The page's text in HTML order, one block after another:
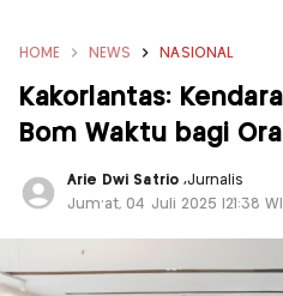
HOME NEWS NASIONAL
Kakorlantas:
Bom Waktu bagi
Arie Dwi Satrio ,Jurnalis
Jum'at, 04 Juli 2025 |21:38